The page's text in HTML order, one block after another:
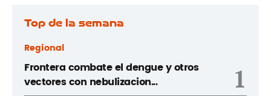
Top de la semana
Regional
Frontera combate el dengue y otros
vectores con nebulizacion...
1